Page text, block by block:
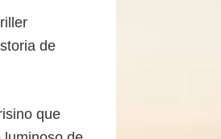
de
que